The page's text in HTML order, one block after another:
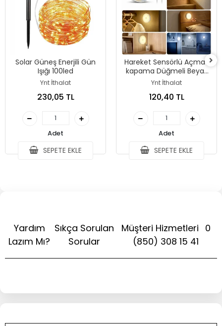
Solar Güneş Enerjili Gün
Işığı 100led
Ynt İthalat
230,05 TL
Adet
SEPETE EKLE
Hareket Sensörlü Açma-
kapama Düğmeli Beyaz
Ve Gün Işığı Yanabilen
Ynt İthalat
120,40 TL
Adet
SEPETE EKLE
Yardım
Lazım Mı?
Sıkça Sorulan
Sorular
Müşteri Hizmetleri 0
(850) 308 15 41